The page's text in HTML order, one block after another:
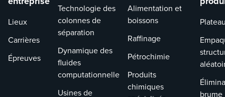
Lieux
Carrières
Épreuves
Technologie des
colonnes de
séparation
Dynamique des
fluides
computationnelle
Usines de
Alimentation et
boissons
Raffinage
Pétrochimie
Produits
chimiques
brume